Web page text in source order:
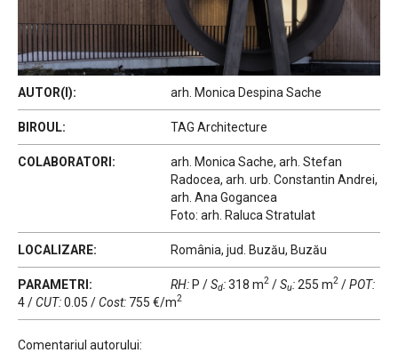
AUTOR(I): arh. Monica Despina Sache
BIROUL: TAG Architecture
COLABORATORI:
arh. Monica Sache, arh. Stefan
Radocea, arh. urb. Constantin Andrei,
arh. Ana Gogancea
Foto: arh. Raluca Stratulat
LOCALIZARE: România, jud. Buzău, Buzău
PARAMETRI: RH:P /Sd:318 m2 /Su:255 m2 /POT:
4/CUT:0.05 /Cost: 755 €/m2
Comentariul autorului: